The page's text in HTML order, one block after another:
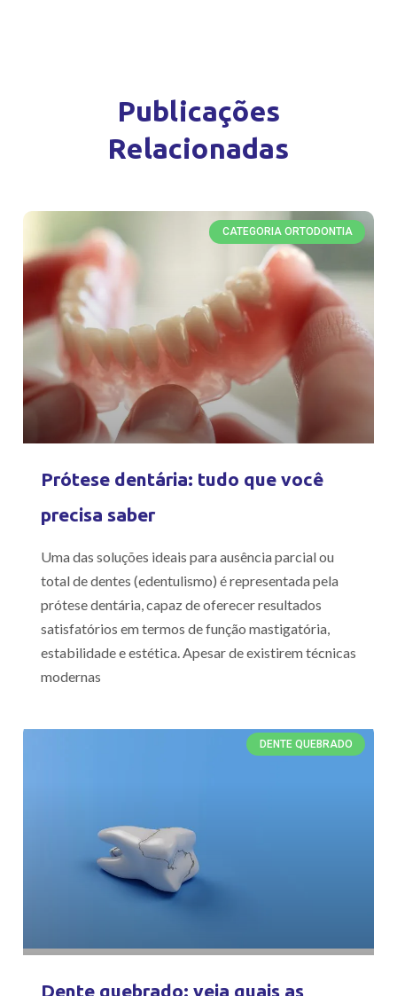
Publicações
Relacionadas
CATEGORIA ORTODONTIA
Prótese dentária: tudo que você
precisa saber
Uma das soluções ideais para ausência parcial ou
total de dentes (edentulismo) é representada pela
prótese dentária, capaz de oferecer resultados
satisfatórios em termos de função mastigatória,
estabilidade e estética. Apesar de existirem técnicas
modernas
DENTE QUEBRADO
Dente quebrado: veja quais as